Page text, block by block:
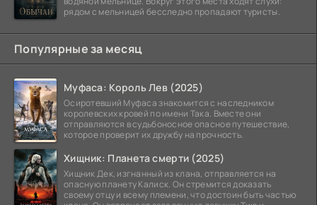
рядом с мельницей бесследно пропадают туристы.
Популярные за месяц
Муфаса: Король Лев (2025)
Осиротевший Муфаса знакомится с наследником
королевских кровей по имени Така. Вместе они
отправляются в судьбоносное опасное путешествие,
которое проверит их дружбу на прочность.
Хищник: Планета смерти (2025)
Хищник Дек, изгнанный из клана, отправляется на
опасную планету Калиск. Он стремится доказать
своему отцу и всему племени, что достоин быть частью